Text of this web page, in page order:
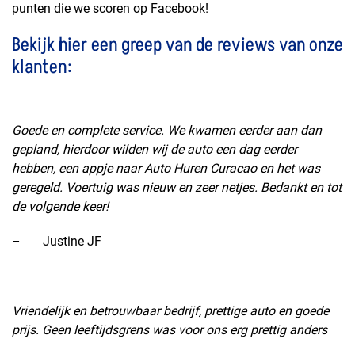
punten die we scoren op Facebook!
Bekijk hier een greep van de reviews van onze
klanten:
Goede en complete service. We kwamen eerder aan dan
gepland, hierdoor wilden wij de auto een dag eerder
hebben, een appje naar Auto Huren Curacao en het was
geregeld. Voertuig was nieuw en zeer netjes. Bedankt en tot
de volgende keer!
– Justine JF
Vriendelijk en betrouwbaar bedrijf, prettige auto en goede
prijs. Geen leeftijdsgrens was voor ons erg prettig anders